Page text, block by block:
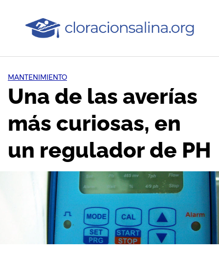
contenido
MANTENIMIENTO
Una de las averías
más curiosas, en
un regulador de PH